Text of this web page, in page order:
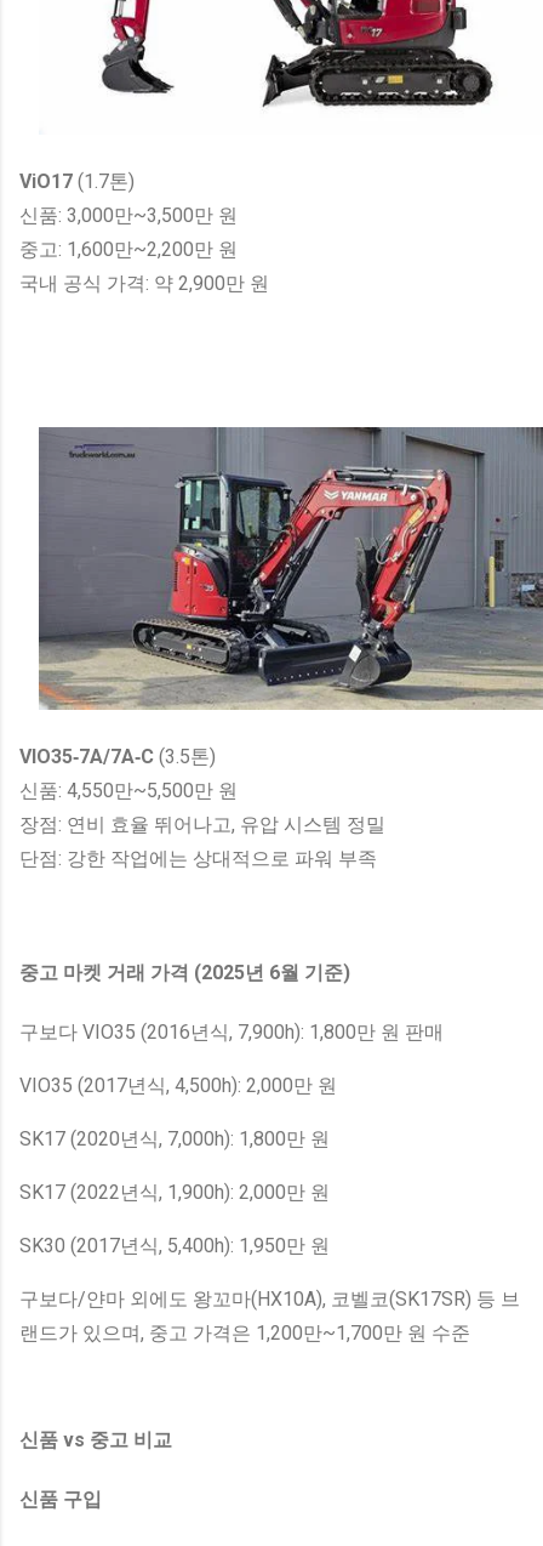
ViO17 (1.7톤)
신품: 3,000만~3,500만 원
중고: 1,600만~2,200만 원
국내 공식 가격: 약 2,900만 원
VIO35‑7A/7A‑C (3.5톤)
신품: 4,550만~5,500만 원
장점: 연비 효율 뛰어나고, 유압 시스템 정밀
단점: 강한 작업에는 상대적으로 파워 부족
중고 마켓 거래 가격 (2025년 6월 기준)
구보다 VIO35 (2016년식, 7,900h): 1,800만 원 판매
VIO35 (2017년식, 4,500h): 2,000만 원
SK17 (2020년식, 7,000h): 1,800만 원
SK17 (2022년식, 1,900h): 2,000만 원
SK30 (2017년식, 5,400h): 1,950만 원
구보다/얀마 외에도 왕꼬마(HX10A), 코벨코(SK17SR) 등 브
랜드가 있으며, 중고 가격은 1,200만~1,700만 원 수준
신품 vs 중고 비교
신품 구입